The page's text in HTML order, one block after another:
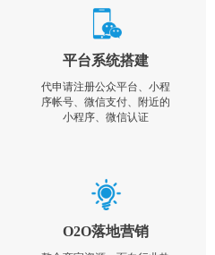
平台系统搭建
代申请注册公众平台、小程
序帐号、微信支付、附近的
小程序、微信认证
O2O落地营销